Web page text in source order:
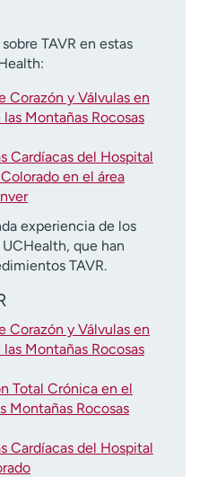
TAVR en estas
Corazón y Válvulas en
Montañas Rocosas
Cardíacas del Hospital
en el área
experiencia de los
que han
TAVR.
Corazón y Válvulas en
Montañas Rocosas
Total Crónica en el
Montañas Rocosas
Cardíacas del Hospital